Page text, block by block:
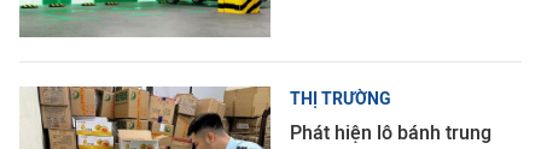
THỊ TRƯỜNG
Phát hiện lô bánh trung